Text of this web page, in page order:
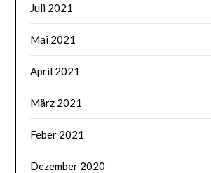
Juli 2021
Mai 2021
April 2021
März 2021
Feber 2021
Dezember 2020